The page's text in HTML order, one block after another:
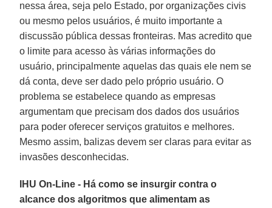
nessa área, seja pelo Estado, por organizações civis
ou mesmo pelos usuários, é muito importante a
discussão pública dessas fronteiras. Mas acredito que
o limite para acesso às várias informações do
usuário, principalmente aquelas das quais ele nem se
dá conta, deve ser dado pelo próprio usuário. O
problema se estabelece quando as empresas
argumentam que precisam dos dados dos usuários
para poder oferecer serviços gratuitos e melhores.
Mesmo assim, balizas devem ser claras para evitar as
invasões desconhecidas.
IHU On-Line - Há como se insurgir contra o
alcance dos algoritmos que alimentam as